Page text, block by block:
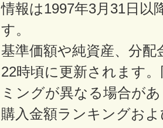
情報は1997年3月31日以
す。
基準価額や純資産、分
22時頃に更新されます
ミングが異なる場合が
購入金額ランキングお